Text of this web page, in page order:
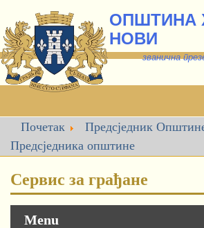
ОПШТИНА
НОВИ
званична
Почетак Предсједник
Предсједника oпштине
Сервис за грађане
Menu